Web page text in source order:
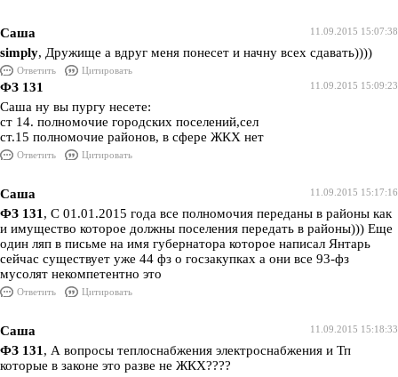
11.09.2015 15:07:38
Саша
simply, Дружище а вдруг меня понесет и начну всех сдавать))))
Ответить
Цитировать
11.09.2015 15:09:23
ФЗ 131
Саша ну вы пургу несете:
ст 14. полномочие городских поселений,сел
ст.15 полномочие районов, в сфере ЖКХ нет
Ответить Цитировать
11.09.2015 15:17:16
Саша
ФЗ 131 , С 01.01.2015 года все полномочия переданы в районы как
и имущество которое должны поселения передать в районы))) Еще
один ляп в письме на имя губернатора которое написал Янтарь
сейчас существует уже 44 фз о госзакупках а они все 93-фз
мусолят некомпетентно это
Ответить Цитировать
11.09.2015 15:18:33
Саша
ФЗ 131 , А вопросы теплоснабжения электроснабжения и Тп
которые в законе это разве не ЖКХ????